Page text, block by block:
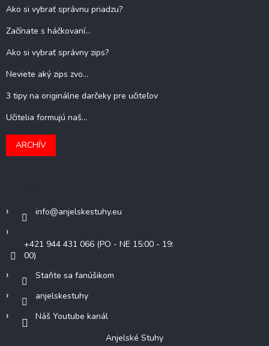
Ako si vybrať správnu priadzu?
Začínate s háčkovaní...
Ako si vybrať správny zips?
Neviete aký zips zvo...
3 tipy na originálne darčeky pre učiteľov
Učitelia formujú naš...
ARCHÍV
info@anjelskestuhy.eu
+421 944 431 066 (PO - NE 15:00 - 19:
00)
Staňte sa fanúšikom
anjelskestuhy
Náš Youtube kanál
Anjelské Stuhy